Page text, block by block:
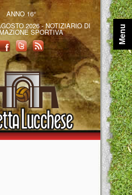
ANNO 16°
2026 - NOTIZIARIO DI
SPORTIVA Menu